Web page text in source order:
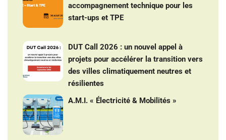
accompagnement technique pour les
start-ups et TPE
DUT Call 2026 : un nouvel appel à
projets pour accélérer la transition vers
des villes climatiquement neutres et
résilientes
A.M.I. « Électricité & Mobilités »